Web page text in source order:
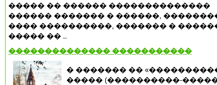
����� �� ������ ��������������
������ ������� � ������,
���� ����������, ������� �
����� �� ..
�������������� �����������
� ������� ��
����� (����������-